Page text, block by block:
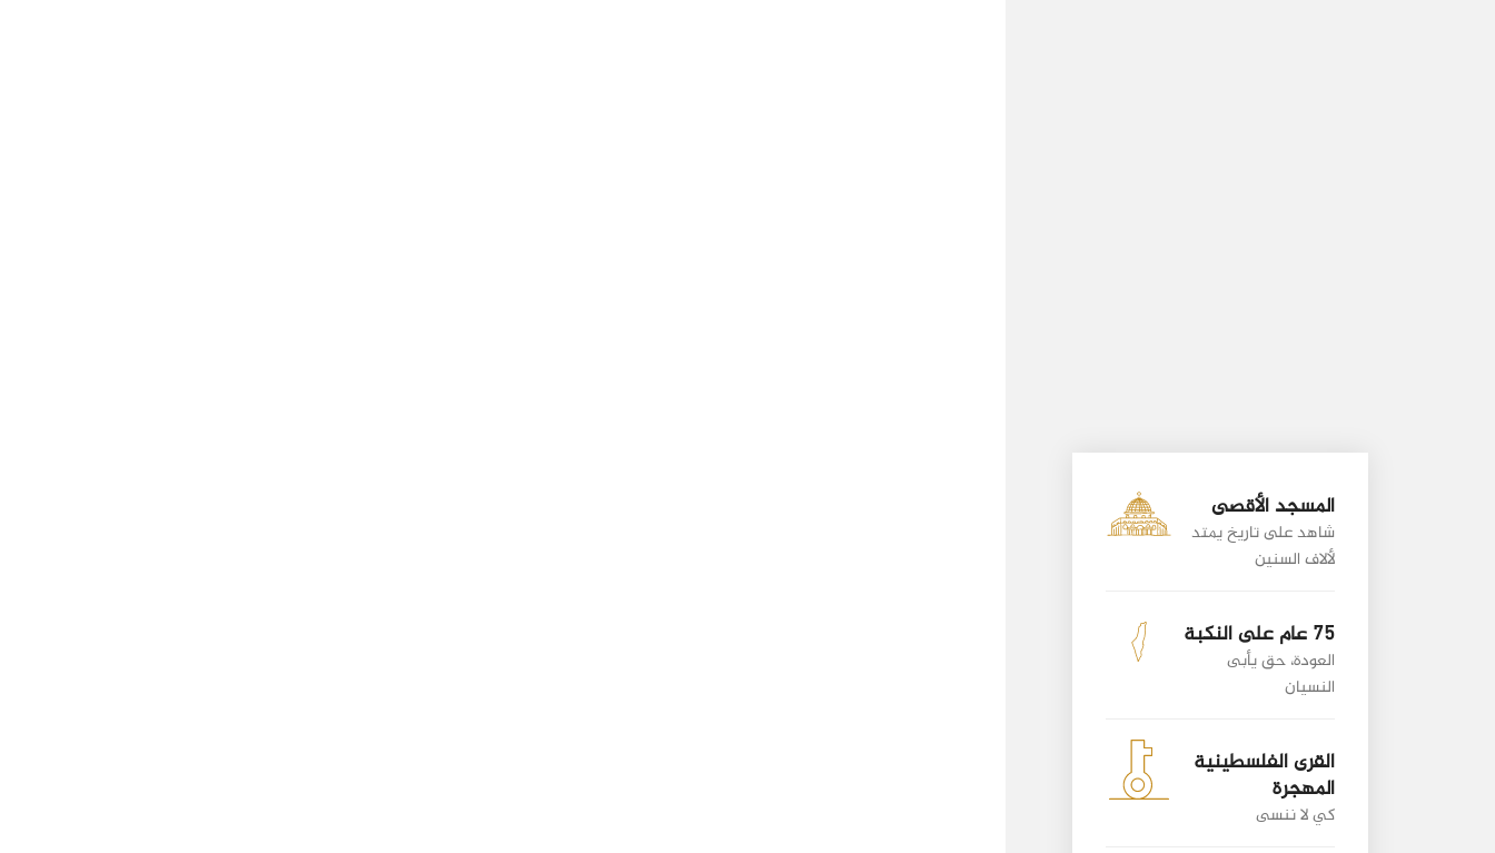
المسجد الأقصى
شاهد على تاريخ يمتد
لألاف السنين
75 عام على النكبة
العودة، حق يأبى
النسيان
القرى الفلسطينية
المهجرة
كي لا ننسى